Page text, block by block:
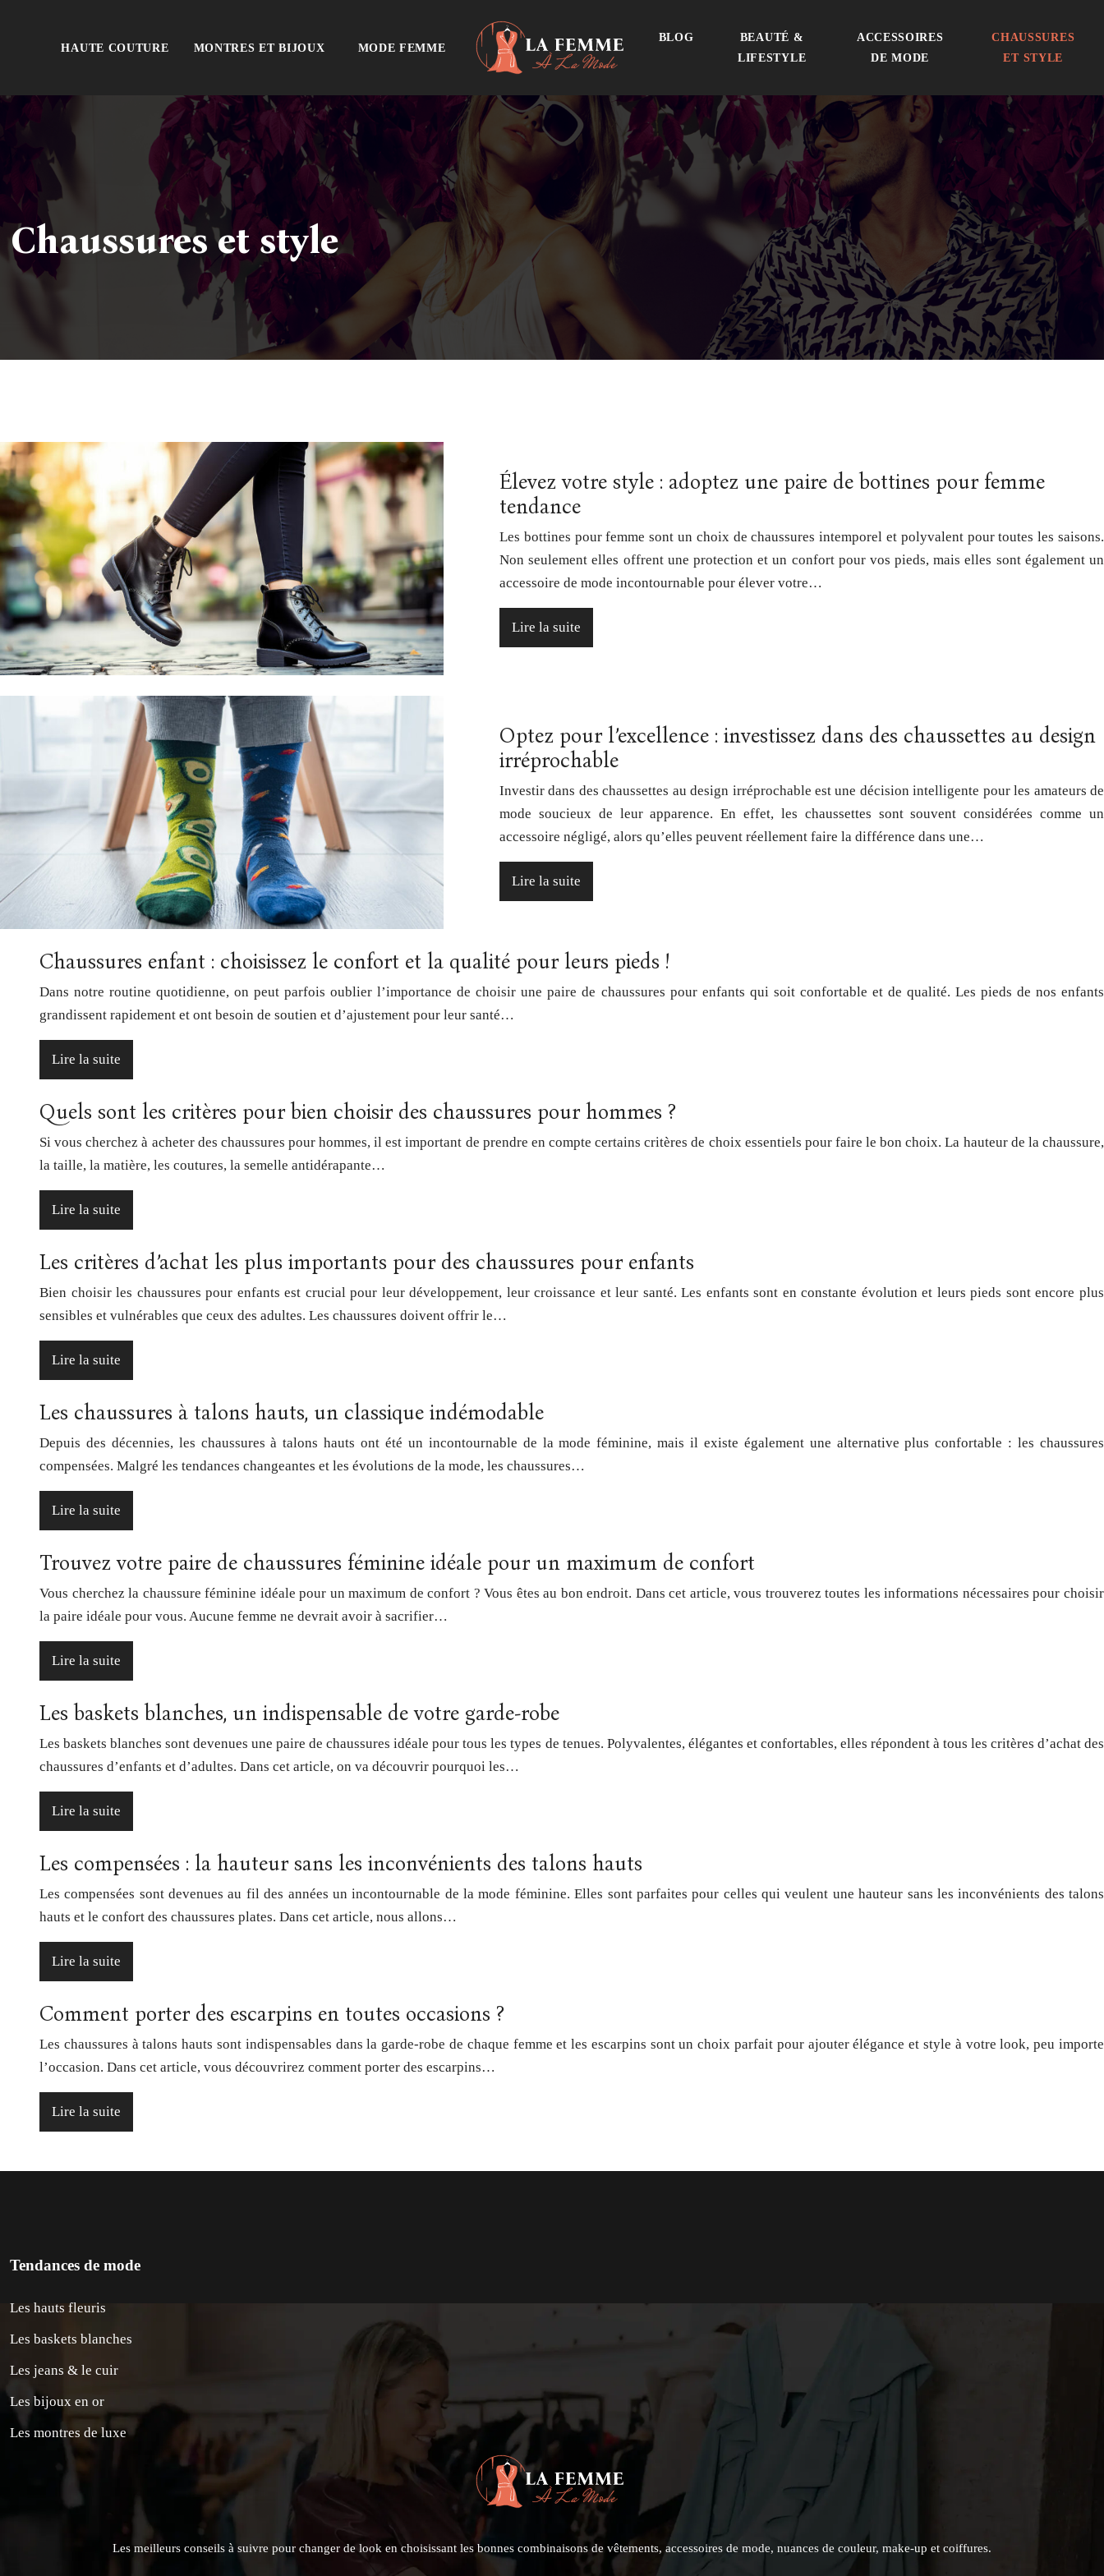
MODE FEMME
MONTRES ET BIJOUX
HAUTE COUTURE
BLOG
BEAUTÉ &
LIFESTYLE
ACCESSOIRES
DE MODE
CHAUSSURES
ET STYLE
Chaussures et style
Élevez votre style : adoptez une paire de bottines pour femme
tendance
Les bottines pour femme sont un choix de chaussures intemporel et polyvalent pour toutes les saisons.
Non seulement elles offrent une protection et un confort pour vos pieds, mais elles sont également un
accessoire de mode incontournable pour élever votre…
Lire la suite
Optez pour l’excellence : investissez dans des chaussettes au design
irréprochable
Investir dans des chaussettes au design irréprochable est une décision intelligente pour les amateurs de
mode soucieux de leur apparence. En effet, les chaussettes sont souvent considérées comme un
accessoire négligé, alors qu’elles peuvent réellement faire la différence dans une…
Lire la suite
Chaussures enfant : choisissez le confort et la qualité pour leurs pieds !
Dans notre routine quotidienne, on peut parfois oublier l’importance de choisir une paire de chaussures pour enfants qui soit confortable et de qualité. Les pieds de nos enfants
grandissent rapidement et ont besoin de soutien et d’ajustement pour leur santé…
Lire la suite
Quels sont les critères pour bien choisir des chaussures pour hommes ?
Si vous cherchez à acheter des chaussures pour hommes, il est important de prendre en compte certains critères de choix essentiels pour faire le bon choix. La hauteur de la chaussure,
la taille, la matière, les coutures, la semelle antidérapante…
Lire la suite
Les critères d’achat les plus importants pour des chaussures pour enfants
Bien choisir les chaussures pour enfants est crucial pour leur développement, leur croissance et leur santé. Les enfants sont en constante évolution et leurs pieds sont encore plus
sensibles et vulnérables que ceux des adultes. Les chaussures doivent offrir le…
Lire la suite
Les chaussures à talons hauts, un classique indémodable
Depuis des décennies, les chaussures à talons hauts ont été un incontournable de la mode féminine, mais il existe également une alternative plus confortable : les chaussures
compensées. Malgré les tendances changeantes et les évolutions de la mode, les chaussures…
Lire la suite
Trouvez votre paire de chaussures féminine idéale pour un maximum de confort
Vous cherchez la chaussure féminine idéale pour un maximum de confort ? Vous êtes au bon endroit. Dans cet article, vous trouverez toutes les informations nécessaires pour choisir
la paire idéale pour vous. Aucune femme ne devrait avoir à sacrifier…
Lire la suite
Les baskets blanches, un indispensable de votre garde-robe
Les baskets blanches sont devenues une paire de chaussures idéale pour tous les types de tenues. Polyvalentes, élégantes et confortables, elles répondent à tous les critères d’achat des
chaussures d’enfants et d’adultes. Dans cet article, on va découvrir pourquoi les…
Lire la suite
Les compensées : la hauteur sans les inconvénients des talons hauts
Les compensées sont devenues au fil des années un incontournable de la mode féminine. Elles sont parfaites pour celles qui veulent une hauteur sans les inconvénients des talons
hauts et le confort des chaussures plates. Dans cet article, nous allons…
Lire la suite
Comment porter des escarpins en toutes occasions ?
Les chaussures à talons hauts sont indispensables dans la garde-robe de chaque femme et les escarpins sont un choix parfait pour ajouter élégance et style à votre look, peu importe
l’occasion. Dans cet article, vous découvrirez comment porter des escarpins…
Lire la suite
Tendances de mode
Les hauts fleuris
Les baskets blanches
Les jeans & le cuir
Les bijoux en or
Les montres de luxe
Les meilleurs conseils à suivre pour changer de look en choisissant les bonnes combinaisons de vêtements, accessoires de mode, nuances de couleur, make-up et coiffures.